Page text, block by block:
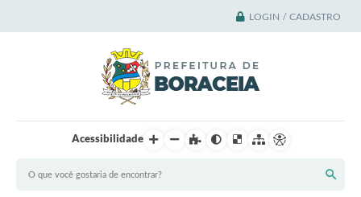
LOGIN / CADASTRO
Acessibilidade